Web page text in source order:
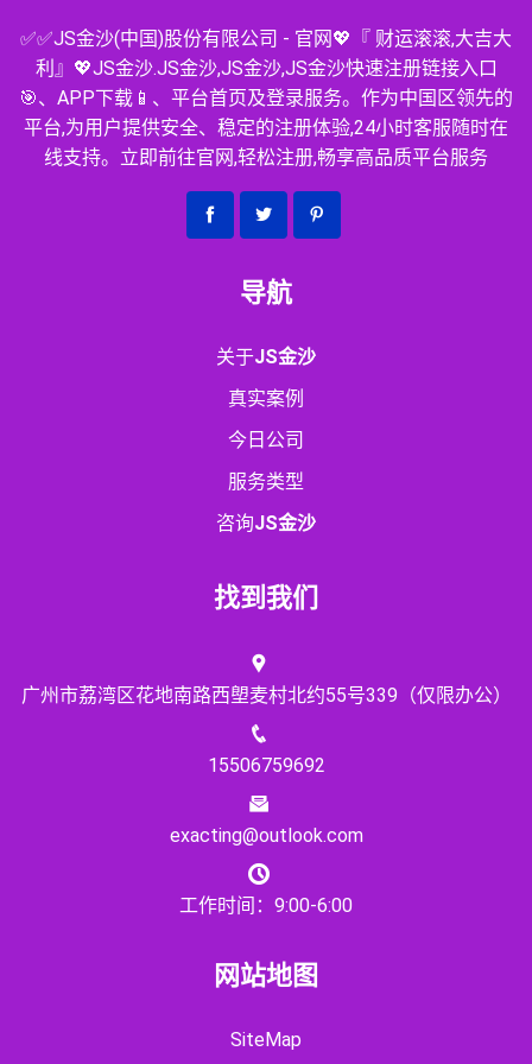
✅✅JS金沙(中国)股份有限公司 - 官网💖『 财运滚滚,大吉大
利』💖JS金沙.JS金沙,JS金沙,JS金沙快速注册链接入口
🎯、APP下载📱、平台首页及登录服务。作为中国区领先的
平台,为用户提供安全、稳定的注册体验,24小时客服随时在
线支持。立即前往官网,轻松注册,畅享高品质平台服务
导航
关于JS金沙
真实案例
今日公司
服务类型
咨询JS金沙
找到我们
广州市荔湾区花地南路西塱麦村北约55号339（仅限办公）
15506759692
exacting@outlook.com
工作时间：9:00-6:00
网站地图
SiteMap